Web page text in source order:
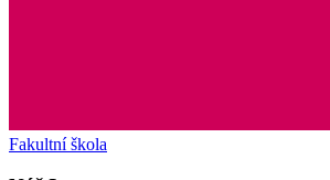
Fakultní škola